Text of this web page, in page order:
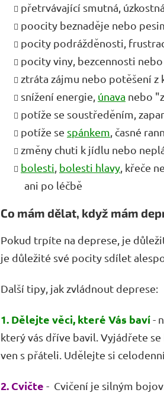
přetrvávající smutná,
poocity beznaděje nebo
pocity podrážděnosti,
pocity viny, bezcennosti
ztráta zájmu nebo potěšení z
snížení energie, únava nebo
potíže se soustředěním,
potíže se spánkem , časné
změny chuti k jídlu nebo
bolesti bolesti hlavy , křeče
ani po léčbě
Co mám dělat, když mám
Pokud trpíte na deprese, je
je důležité své pocity sdílet
Další tipy, jak zvládnout deprese:
1. Dělejte věci, které Vás baví-
který vás dříve bavil. Vyjádřete
ven s přáteli. Udělejte si
2. Cvičte - Cvičení je silným